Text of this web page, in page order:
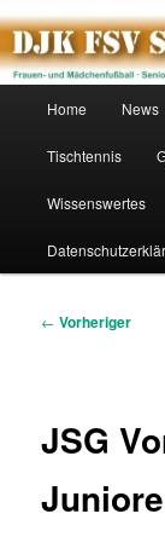
Zum
primären
Inhalt
springenDJK
Home News
Tischtennis
Wissenswertes
Beitragsnavigation
← Vorheriger
JSG